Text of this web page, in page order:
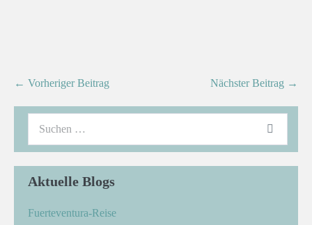
← Vorheriger Beitrag Nächster Beitrag →
Aktuelle Blogs
Fuerteventura-Reise